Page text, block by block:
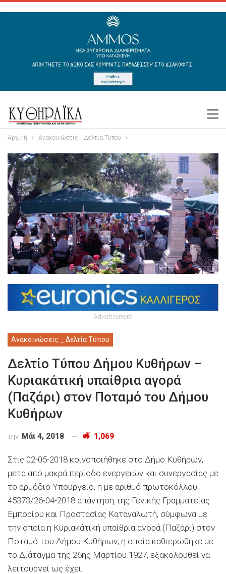
Αρχική Ανακοινώσεις _ Δελτία Τύπου
Advertisement
Ανακοινώσεις _ Δελτία Τύπου
Δελτίο Τύπου Δήμου Κυθήρων –
Κυριακάτική υπαίθρια αγορά
(Παζάρι) στον Ποταμό του Δήμου
Κυθήρων
την Μάι 4, 2018 1,069
Στις 02-05-2018 κοινοποιήθηκε στο Δήμο Κυθήρων,
μετά από μακρά περίοδο ενεργειών και συνεργασίας με
το αρμόδιο Υπουργείο, η με αριθμό πρωτοκόλλου
45373/26-04-2018 απάντηση της Γενικής Γραμματείας
Εμπορίου και Προστασίας Καταναλωτή, σύμφωνα με
την οποία η Κυριακάτική υπαίθρια αγορά (Παζάρι) στον
Ποταμό του Δήμου Κυθήρων, η οποία καθιερώθηκε με
το Διάταγμα της 26ης Μαρτίου 1927, εξακολουθεί να
λειτουργεί ως έχει.